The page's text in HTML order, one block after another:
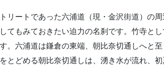
リートであった六浦道（現・金沢街道）の
てもみておきたい迫力の名刹です。竹寺と
。六浦道は鎌倉の東端、朝比奈切通しへと
とどめる朝比奈切通しは、湧き水が流れ、初